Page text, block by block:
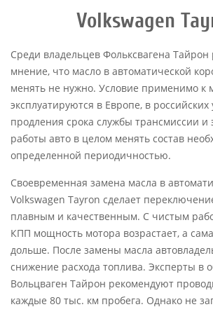
Volkswagen
Среди владельцев Фольксвагена
мнение, что масло в автоматической
менять не нужно. Условие применимо к
эксплуатируются в Европе, в российских
продления срока службы трансмиссии и
работы авто в целом менять состав
определенной периодичностью.
Своевременная замена масла в
Volkswagen Tayron сделает
плавным и качественным. С чистым
КПП мощность мотора возрастает, а
дольше. После замены масла
снижение расхода топлива. Эксперты в
Вольцваген Тайрон рекомендуют
каждые 80 тыс. км пробега. Однако не